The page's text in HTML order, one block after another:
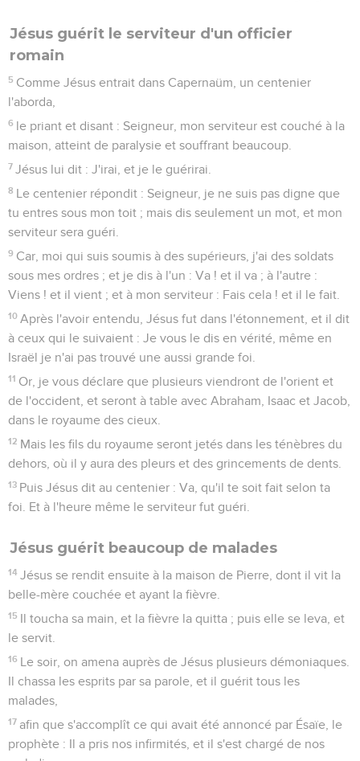
Jésus guérit le serviteur d'un officier
romain
5 Comme Jésus entrait dans Capernaüm, un centenier
l'aborda,
6 le priant et disant : Seigneur, mon serviteur est couché à la
maison, atteint de paralysie et souffrant beaucoup.
7 Jésus lui dit : J'irai, et je le guérirai.
8 Le centenier répondit : Seigneur, je ne suis pas digne que
tu entres sous mon toit ; mais dis seulement un mot, et mon
serviteur sera guéri.
9 Car, moi qui suis soumis à des supérieurs, j'ai des soldats
sous mes ordres ; et je dis à l'un : Va ! et il va ; à l'autre :
Viens ! et il vient ; et à mon serviteur : Fais cela ! et il le fait.
10 Après l'avoir entendu, Jésus fut dans l'étonnement, et il dit
à ceux qui le suivaient : Je vous le dis en vérité, même en
Israël je n'ai pas trouvé une aussi grande foi.
11 Or, je vous déclare que plusieurs viendront de l'orient et
de l'occident, et seront à table avec Abraham, Isaac et Jacob,
dans le royaume des cieux.
12 Mais les fils du royaume seront jetés dans les ténèbres du
dehors, où il y aura des pleurs et des grincements de dents.
13 Puis Jésus dit au centenier : Va, qu'il te soit fait selon ta
foi. Et à l'heure même le serviteur fut guéri.
Jésus guérit beaucoup de malades
14 Jésus se rendit ensuite à la maison de Pierre, dont il vit la
belle-mère couchée et ayant la fièvre.
15 Il toucha sa main, et la fièvre la quitta ; puis elle se leva, et
le servit.
16 Le soir, on amena auprès de Jésus plusieurs démoniaques.
Il chassa les esprits par sa parole, et il guérit tous les
malades,
17 afin que s'accomplît ce qui avait été annoncé par Ésaïe, le
prophète : Il a pris nos infirmités, et il s'est chargé de nos